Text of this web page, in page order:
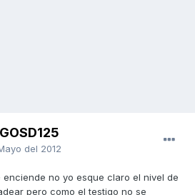
del 2012
no yo esque claro el nivel de
pero como el testigo no se